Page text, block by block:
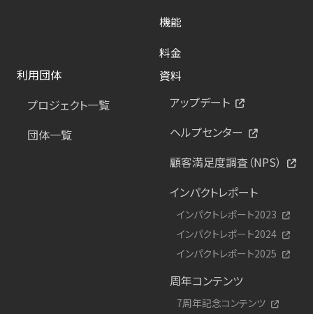
機能
料金
利用団体
プロジェクト一覧
団体一覧
資料
アップデート
ヘルプセンター
顧客満足度調査（NPS）
インパクトレポート
インパクトレポート2023
インパクトレポート2024
インパクトレポート2025
周年コンテンツ
7周年記念コンテンツ